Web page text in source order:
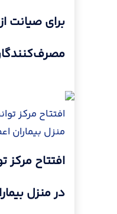
برای صیانت
مصرف‌کنندگان» ۲۴
افتتاح مرکز
منزل بیماران
افتتاح
در منزل